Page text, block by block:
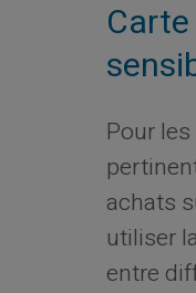
Pour
achats
utiliser
entre